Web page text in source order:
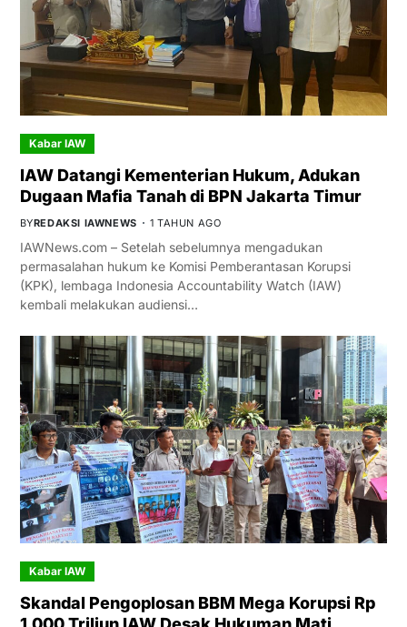
Kabar IAW
IAW Datangi Kementerian Hukum, Adukan
Dugaan Mafia Tanah di BPN Jakarta Timur
BYREDAKSI IAWNEWS 1 TAHUN AGO
IAWNews.com – Setelah sebelumnya mengadukan
permasalahan hukum ke Komisi Pemberantasan Korupsi
(KPK), lembaga Indonesia Accountability Watch (IAW)
kembali melakukan audiensi…
Kabar IAW
Skandal Pengoplosan BBM Mega Korupsi Rp